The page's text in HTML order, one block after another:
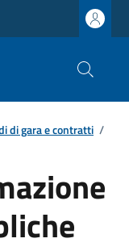
di gara e contratti /